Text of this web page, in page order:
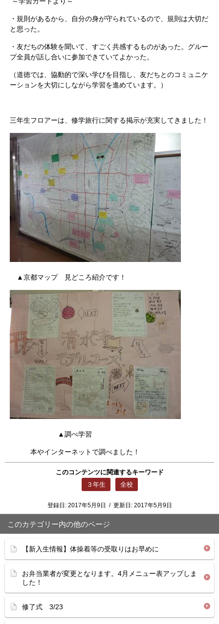
・規則があるから、自分の身が守られているので、規則は大切だ
と思った。
・友だちの体験を聞いて、すごく共感するものがあった。グルー
プ全員が話し合いに参加できていてよかった。
（道徳では、協動的で深い学びを目指し、友だちとのコミュニケ
ーションを大切にしながら学習を進めています。）
三年生フロアーは、修学旅行に関する掲示が充実してきました！
▲京都マップ 見どころ紹介です！
▲調べ学習
本やインターネットで調べました！
このコンテンツに関連するキーワード
３年生
全校
登録日: 2017年5月9日 / 更新日: 2017年5月9日
このカテゴリー内の他のページ
【新入生情報】体操着等の受取りはお早めに
お弁当業者が変更となります。4月メニュー表アップしま
した！
修了式 3/23